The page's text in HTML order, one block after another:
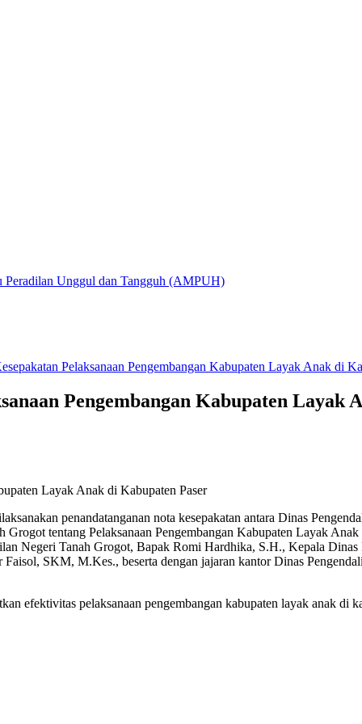
Peradilan Unggul dan Tangguh (AMPUH)
Pelaksanaan Pengembangan Kabupaten Layak Anak di
Pengembangan Kabupaten Layak
Layak Anak di Kabupaten Paser
penandatanganan nota kesepakatan antara Dinas
tentang Pelaksanaan Pengembangan Kabupaten Layak
Negeri Tanah Grogot, Bapak Romi Hardhika, S.H., Kepala Dinas
SKM, M.Kes., beserta dengan jajaran kantor Dinas
efektivitas pelaksanaan pengembangan kabupaten layak anak di